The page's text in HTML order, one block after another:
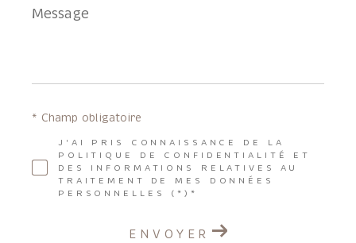
Message
J'AI PRIS CONNAISSANCE DE LA
POLITIQUE DE CONFIDENTIALITÉ ET
DES INFORMATIONS RELATIVES AU
TRAITEMENT DE MES DONNÉES
PERSONNELLES (*)*
* Champ obligatoire
ENVOYER